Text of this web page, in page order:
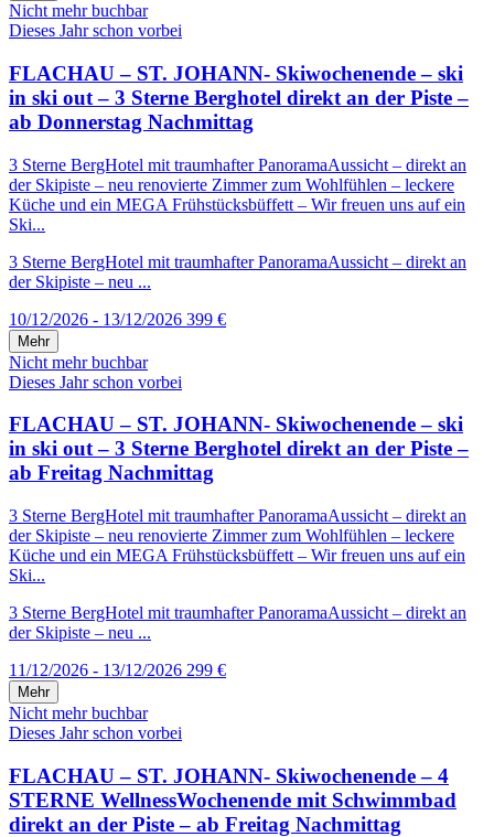
Nicht mehr buchbar
Dieses Jahr schon vorbei
FLACHAU – ST. JOHANN- Skiwochenende – ski
in ski out – 3 Sterne Berghotel direkt an der Piste –
ab Donnerstag Nachmittag
3 Sterne BergHotel mit traumhafter PanoramaAussicht – direkt an
der Skipiste – neu renovierte Zimmer zum Wohlfühlen – leckere
Küche und ein MEGA Frühstücksbüffett – Wir freuen uns auf ein
Ski...
3 Sterne BergHotel mit traumhafter PanoramaAussicht – direkt an
der Skipiste – neu ...
10/12/2026 - 13/12/2026 399 €
Mehr
Nicht mehr buchbar
Dieses Jahr schon vorbei
FLACHAU – ST. JOHANN- Skiwochenende – ski
in ski out – 3 Sterne Berghotel direkt an der Piste –
ab Freitag Nachmittag
3 Sterne BergHotel mit traumhafter PanoramaAussicht – direkt an
der Skipiste – neu renovierte Zimmer zum Wohlfühlen – leckere
Küche und ein MEGA Frühstücksbüffett – Wir freuen uns auf ein
Ski...
3 Sterne BergHotel mit traumhafter PanoramaAussicht – direkt an
der Skipiste – neu ...
11/12/2026 - 13/12/2026 299 €
Mehr
Nicht mehr buchbar
Dieses Jahr schon vorbei
FLACHAU – ST. JOHANN- Skiwochenende – 4
STERNE WellnessWochenende mit Schwimmbad
direkt an der Piste – ab Freitag Nachmittag